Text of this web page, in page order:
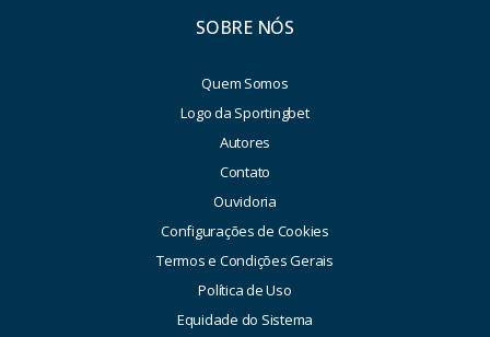
SOBRE NÓS
Quem Somos
Logo da Sportingbet
Autores
Contato
Ouvidoria
Configurações de Cookies
Termos e Condições Gerais
Política de Uso
Equidade do Sistema